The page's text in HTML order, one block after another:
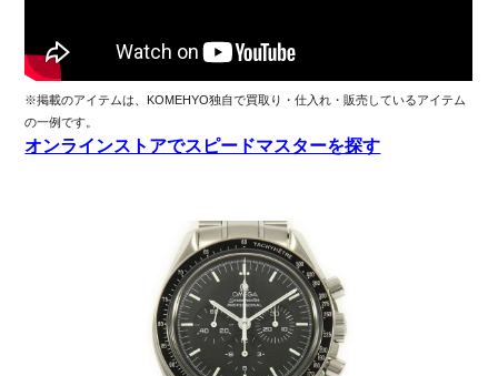
※掲載のアイテムは、KOMEHYO独自で買取り・仕入れ・販売しているアイテム
の一例です。
オンラインストアでスピードマスターを探す